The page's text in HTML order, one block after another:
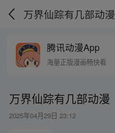
万界仙踪有几部动漫
腾讯动漫App
海量正版漫画畅快看
万界仙踪有几部动漫
2025年04月29日 23:12